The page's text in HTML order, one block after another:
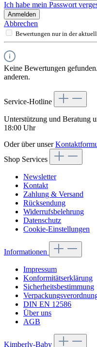
Ich habe mein Passwort
Anmelden
Abbrechen
Bewertungen nur in der
Keine Bewertungen
anderen.
Service-Hotline
Unterstützung und Beratung
18:00 Uhr
Oder über unser
Shop Services
Newsletter
Kontakt
Zahlung & Versand
Rücksendung
Widerrufsbelehrung
Datenschutz
Cookie-Einstellungen
Informationen
Impressum
Konformitätserklärung
Sicherheitsbestimmung
DIN EN 12586
Über uns
AGB
Kimberly-Baby